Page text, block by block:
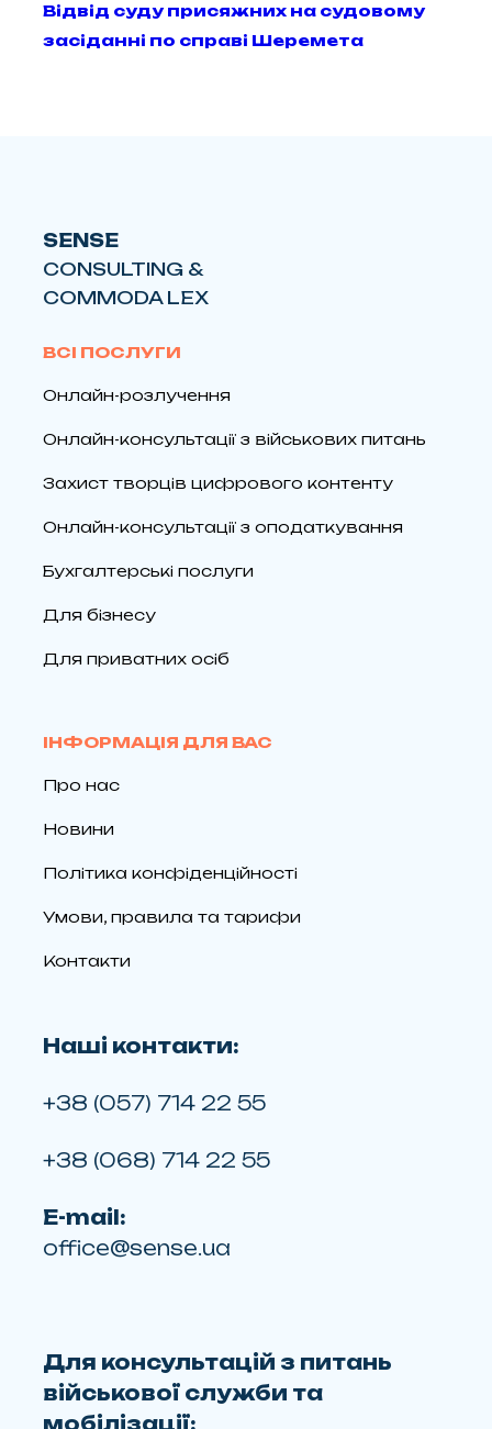
Відвід суду присяжних на судовому
засіданні по справі Шеремета
SENSE
CONSULTING &
COMMODA LEX
ВСІ ПОСЛУГИ
Онлайн-розлучення
Онлайн-консультації з військових питань
Захист творців цифрового контенту
Онлайн-консультації з оподаткування
Бухгалтерські послуги
Для бізнесу
Для приватних осіб
ІНФОРМАЦІЯ ДЛЯ ВАС
Про нас
Новини
Політика конфіденційності
Умови, правила та тарифи
Контакти
Наші контакти:
+38 (057) 714 22 55
+38 (068) 714 22 55
E-mail:
office@sense.ua
Для консультацій з питань
військової служби та
мобілізації: